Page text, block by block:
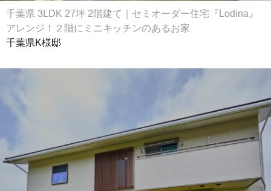
千葉県 3LDK 27坪 2階建て｜セミオーダー住宅『Lodina』
アレンジ！２階にミニキッチンのあるお家
千葉県K様邸